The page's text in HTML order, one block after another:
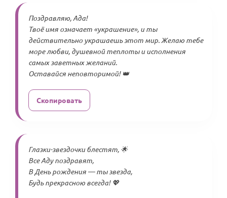
Поздравляю, Ада!
Твоё имя означает «украшение», и ты
действительно украшаешь этот мир. Желаю тебе
море любви, душевной теплоты и исполнения
самых заветных желаний.
Оставайся неповторимой! 👑
Скопировать
Глазки-звездочки блестят, 🌟
Все Аду поздравят,
В День рождения — ты звезда,
Будь прекрасною всегда! 💖